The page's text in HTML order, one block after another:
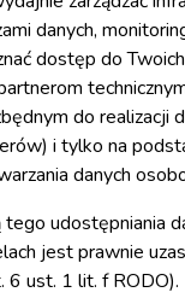
danych,
dostęp do
do realizacji
i tylko na
danych
udostępniania
jest prawnie
6 ust. 1 lit. f RODO).